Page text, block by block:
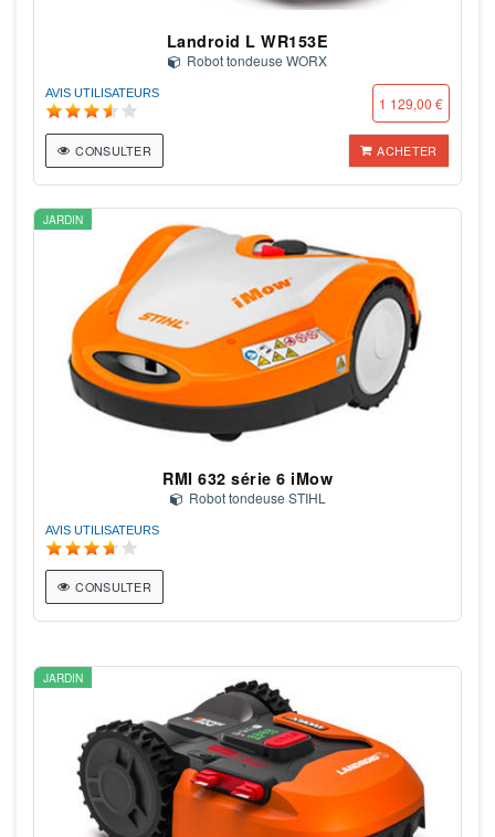
Landroid L WR153E
Robot tondeuse WORX
AVIS UTILISATEURS
1 129,00 €
CONSULTER ACHETER
JARDIN
RMI 632 série 6 iMow
Robot tondeuse STIHL
AVIS UTILISATEURS
CONSULTER
JARDIN